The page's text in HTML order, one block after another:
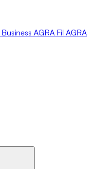
Business AGRA Fil AGRA